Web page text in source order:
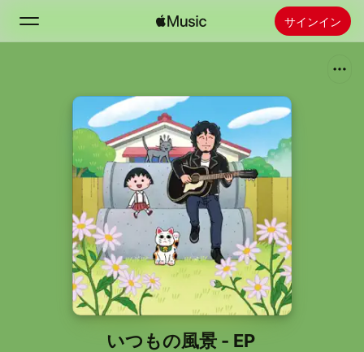
サインイン
新着おすすめ
Apple Musicをインストール
いつもの風景 - EP